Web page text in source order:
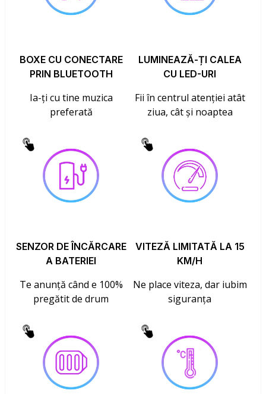
BOXE CU CONECTARE
PRIN BLUETOOTH
Ia-ți cu tine muzica
preferată
LUMINEAZĂ-ȚI CALEA
CU LED-URI
Fii în centrul atenției atât
ziua, cât și noaptea
SENZOR DE ÎNCĂRCARE
A BATERIEI
Te anunță când e 100%
pregătit de drum
VITEZĂ LIMITATĂ LA 15
KM/H
Ne place viteza, dar iubim
siguranța